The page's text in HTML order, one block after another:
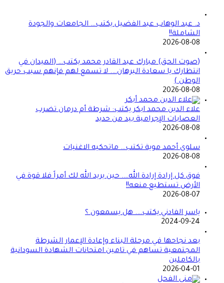
د. عبد الوهاب عبد الفضيل يكتب… الجامعات والجودة
الشاملة!!
2026-08-08
(صوت الحق) مبارك عبد القادر محمد يكتب… (الميدان في
انتظارك يا سعادة البرهان…. لا تسمع لهم فإنهم سبب حريق
الوطن )
2026-08-08
علاء الدين محمد ابكر يكتب: شرطة أم درمان تضرب
العصابات الإجرامية بيد من حديد
2026-08-08
سلوى أحمد موية تكتب… ماتحكيه الاغنيات
2026-08-08
فوق كل إرادة إرادة الله…. حين يريد الله لك أمراً فلا قوة في
الأرض تستطيع منعه!!
2026-08-07
ياسر الفادني يكتب…. هل يسمعون ؟
2024-09-24
بعد نجاحها في مرحلة البناء وإعادة الإعمار الشرطة
المجتمعية تساهم في تامين امتحانات الشهادة السودانية
بالكاملين
2026-04-01